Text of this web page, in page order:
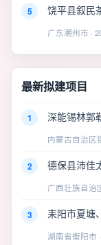
5 饶平县叙民
广东潮州市 ·
最新拟建项目
1 深能锡林郭
内蒙古自治区
2 德保县沛佳
广西壮族自治
3 耒阳市夏塘
湖南省衡阳市